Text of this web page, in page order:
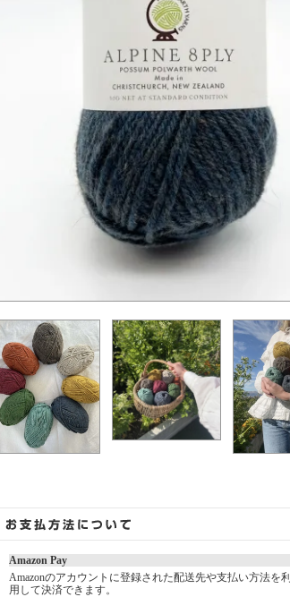
Amazon Pay
Amazonのアカウントに登録された配送先や支払い方法を利
用して決済できます。